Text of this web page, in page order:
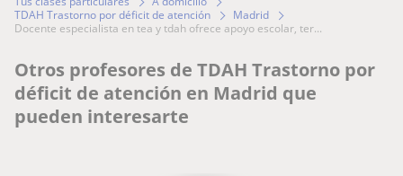
TDAH Trastorno por déficit de atención
Madrid
docente especialista en tea y tdah ofrece apoyo escolar, ter...
Otros profesores de TDAH Trastorno por
déficit de atención en Madrid que
pueden interesarte